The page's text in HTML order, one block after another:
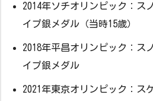
2014年ソチオリンピック：ス
イプ銀メダル（当時15歳）
2018年平昌オリンピック：ス
イプ銀メダル
2021年東京オリンピック：ス